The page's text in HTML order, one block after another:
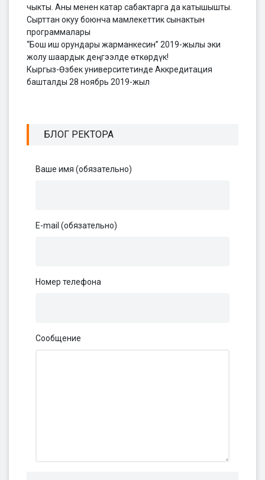
чыкты. Аны менен катар сабактарга да катышышты.
Cырттан окуу боюнча мамлекеттик сынактын
программалары
“Бош иш орундары жарманкесин” 2019-жылы эки
жолу шаардык деңгээлде өткөрдүк!
Кыргыз-Өзбек университетинде Аккредитация
башталды 28 ноябрь 2019-жыл
БЛОГ РЕКТОРА
Ваше имя (обязательно)
E-mail (обязательно)
Номер телефона
Сообщение